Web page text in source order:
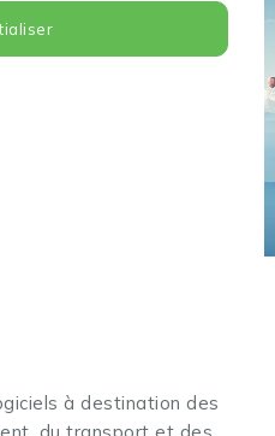
à destination des